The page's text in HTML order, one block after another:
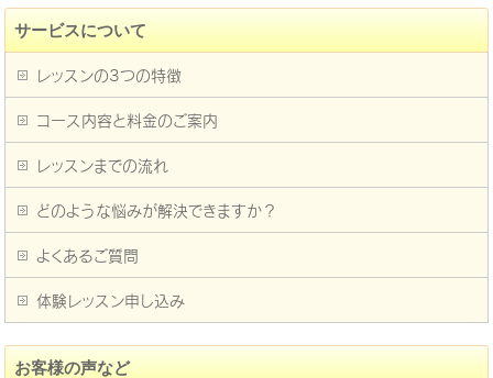
サービスについて
レッスンの3つの特徴
コース内容と料金のご案内
レッスンまでの流れ
どのような悩みが解決できますか？
よくあるご質問
体験レッスン申し込み
お客様の声など